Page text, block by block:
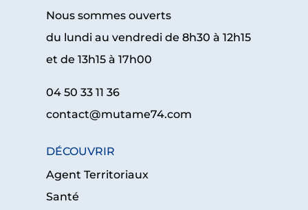
Nous sommes ouverts
du lundi au vendredi de 8h30 à 12h15
et de 13h15 à 17h00
04 50 33 11 36
contact@mutame74.com
DÉCOUVRIR
Agent Territoriaux
Santé